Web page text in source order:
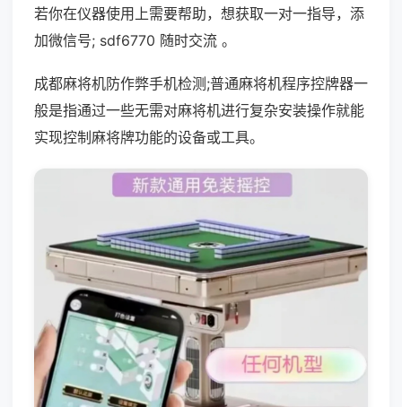
若你在仪器使用上需要帮助，想获取一对一指导，添
加微信号; sdf6770 随时交流 。
成都麻将机防作弊手机检测;普通麻将机程序控牌器一
般是指通过一些无需对麻将机进行复杂安装操作就能
实现控制麻将牌功能的设备或工具。